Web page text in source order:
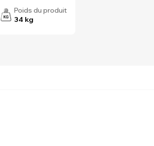
Poids du produit
34 kg